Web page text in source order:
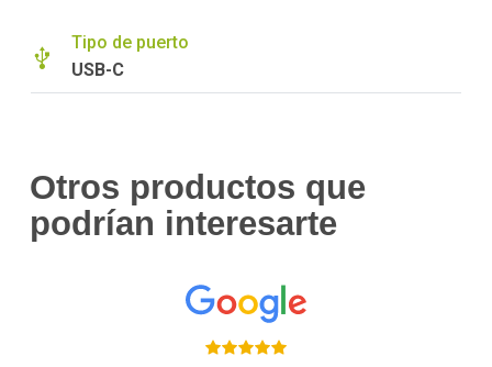
Tipo de puerto
USB-C
Otros productos que
podrían interesarte